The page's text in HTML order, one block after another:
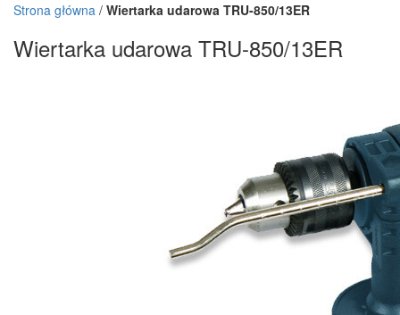
Strona główna / Wiertarka udarowa TRU-850/13ER
Wiertarka udarowa TRU-850/13ER